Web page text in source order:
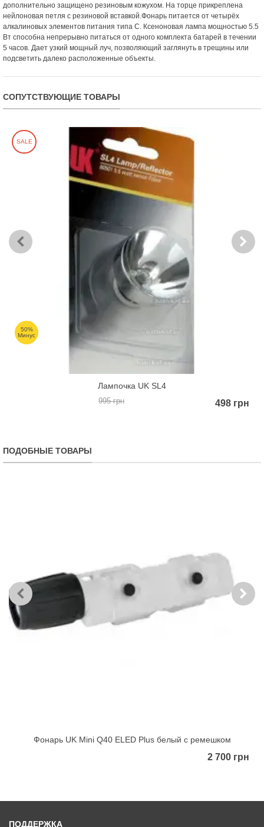
дополнительно защищено резиновым кожухом. На торце прикреплена
нейлоновая петля с резиновой вставкой.Фонарь питается от четырёх
алкалиновых элементов питания типа C. Ксеноновая лампа мощностью 5.5
Вт способна непрерывно питаться от одного комплекта батарей в течении
5 часов. Дает узкий мощный луч, позволяющий заглянуть в трещины или
подсветить далеко расположенные объекты.
СОПУТСТВУЮЩИЕ ТОВАРЫ
SALE
50%
Минус
Лампочка UK SL4
498 грн
995 грн
ПОДОБНЫЕ ТОВАРЫ
Фонарь UK Mini Q40 ELED Plus белый с ремешком
2 700 грн
ПОДДЕРЖКА